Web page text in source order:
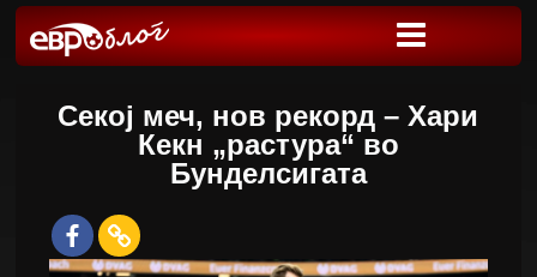
Секој меч, нов рекорд – Хари
Кекн „растура“ во
Бунделсигата